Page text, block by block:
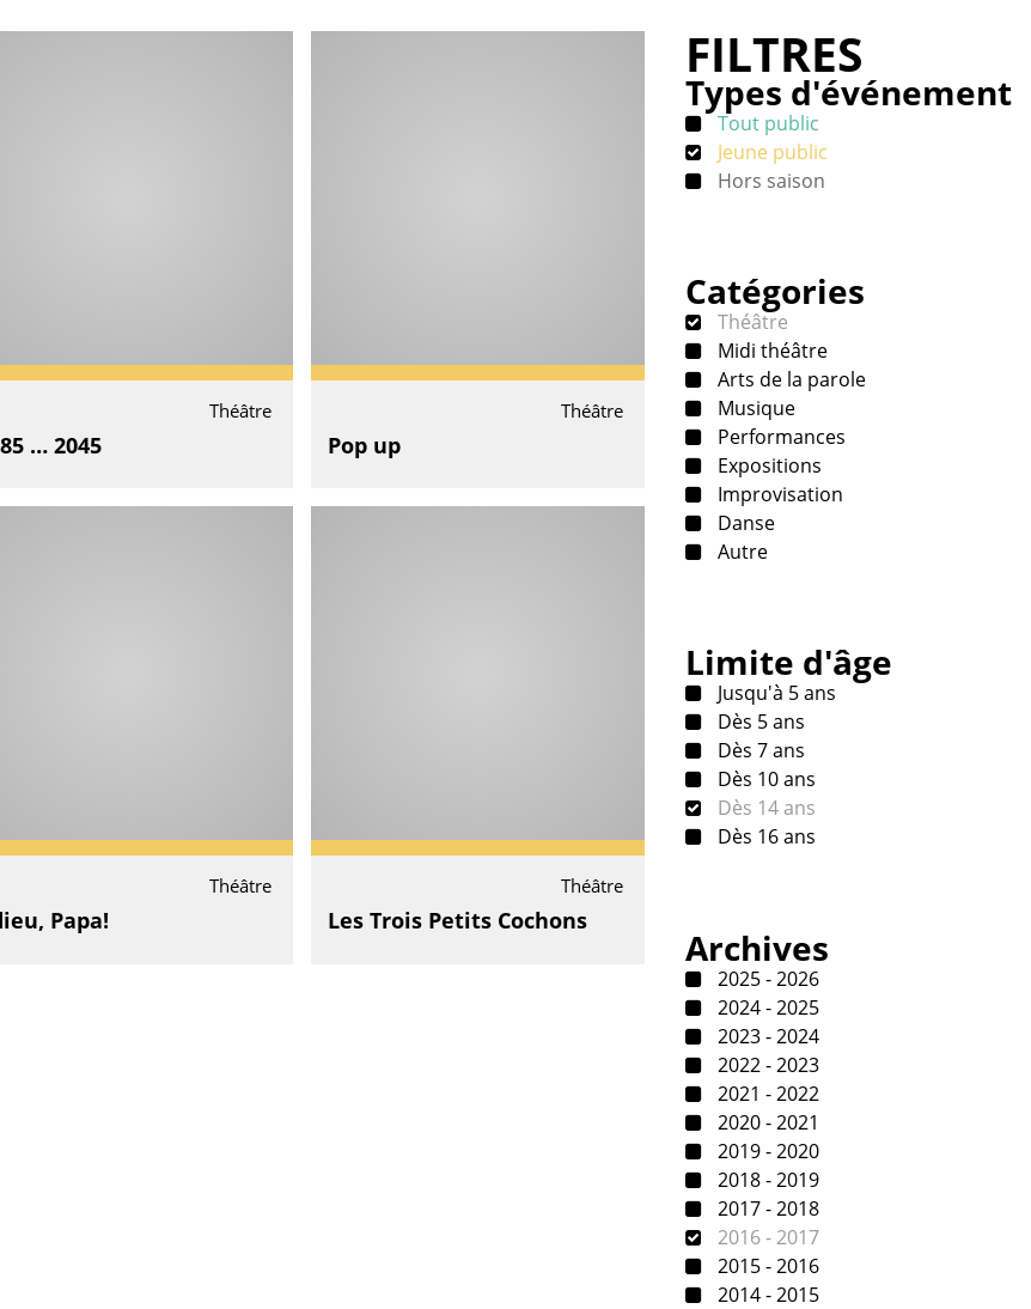
Théâtre
… 2045
Théâtre
Pop up
Théâtre
Papa!
Théâtre
Les Trois Petits Cochons
FILTRES
Types d'événement
Tout public
Jeune public
Hors saison
Catégories
Théâtre
Midi théâtre
Arts de la parole
Musique
Performances
Expositions
Improvisation
Danse
Autre
Limite d'âge
Jusqu'à 5 ans
Dès 5 ans
Dès 7 ans
Dès 10 ans
Dès 14 ans
Dès 16 ans
Archives
2025 - 2026
2024 - 2025
2023 - 2024
2022 - 2023
2021 - 2022
2020 - 2021
2019 - 2020
2018 - 2019
2017 - 2018
2016 - 2017
2015 - 2016
2014 - 2015